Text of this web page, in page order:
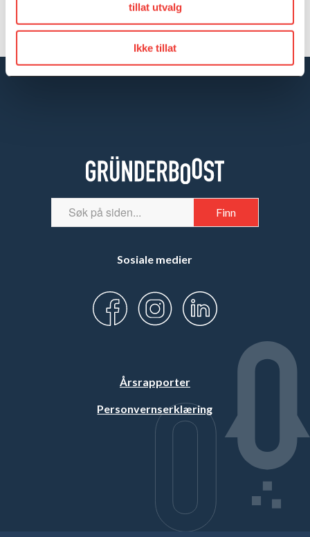
tillat utvalg
Ikke tillat
Sosiale medier
Årsrapporter
Personvernserklæring